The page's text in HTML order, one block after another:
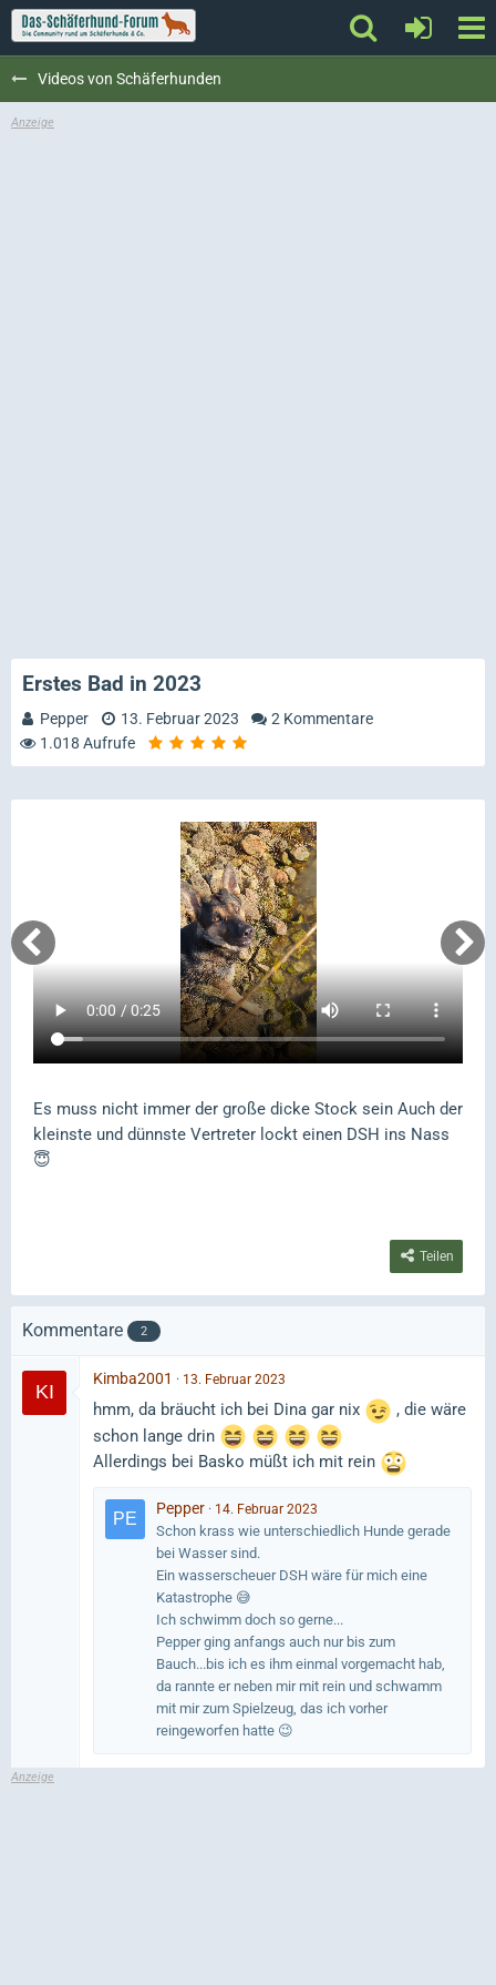
Videos von Schäferhunden
Erstes Bad in 2023
Pepper 13. Februar 2023
2 Kommentare
1.018 Aufrufe
Es muss nicht immer der große dicke Stock sein Auch der
kleinste und dünnste Vertreter lockt einen DSH ins Nass
😇
Teilen
Kommentare 2
Kimba2001 13. Februar 2023
hmm, da bräucht ich bei Dina gar nix
, die wäre
schon lange drin
Allerdings bei Basko müßt ich mit rein
Pepper 14. Februar 2023
Schon krass wie unterschiedlich Hunde gerade
bei Wasser sind.
Ein wasserscheuer DSH wäre für mich eine
Katastrophe 😅
Ich schwimm doch so gerne...
Pepper ging anfangs auch nur bis zum
Bauch...bis ich es ihm einmal vorgemacht hab,
da rannte er neben mir mit rein und schwamm
mit mir zum Spielzeug, das ich vorher
reingeworfen hatte 😉